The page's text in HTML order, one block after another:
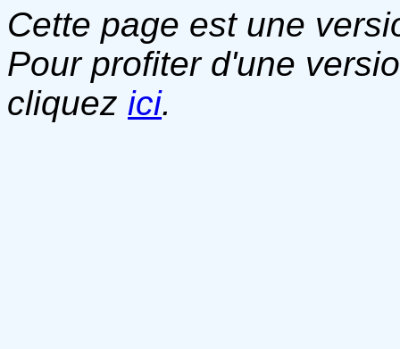
Cette page est une
Pour profiter d'une
cliquez ici.